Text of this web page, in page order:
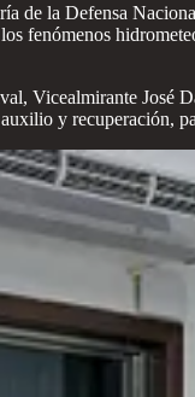
de la Defensa
fenómenos
Vicealmirante José
y recuperación,